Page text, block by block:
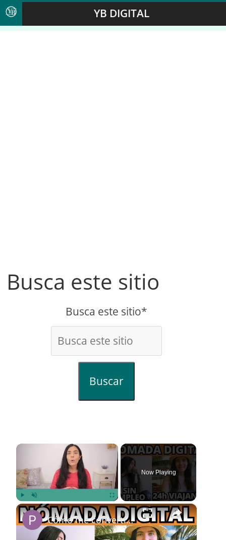
YB DIGITAL
Busca este sitio
Busca este sitio*
Buscar
×
Play Unmute Fullscreen
Now Playing
×
Cómo me convertí en nómada digital ✅✅ Trabajo remoto por internet